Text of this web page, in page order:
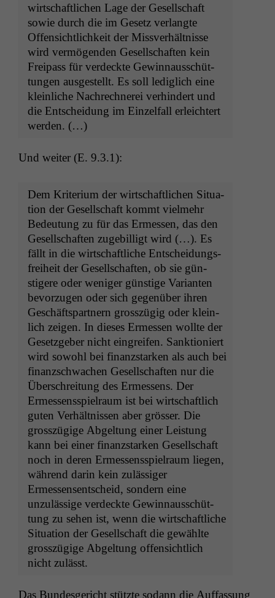
wirtschaftlichen Lage der Gesellschaft
sowie durch die im Gesetz ver­langte
Offen­sichtlichkeit der Missver­hält­nisse
wird ver­mö­gen­den Gesellschaften kein
Freipass für verdeck­te Gewin­nauss­chüt­
tun­gen aus­gestellt. Es soll lediglich eine
klein­liche Nachrech­nerei ver­hin­dert und
die Entschei­dung im Einzelfall erle­ichtert
werden. (…)
Und weit­er (E. 9.3.1):
Dem Kri­teri­um der wirtschaftlichen Sit­u­a­
tion der Gesellschaft kommt vielmehr
Bedeu­tung zu für das Ermessen, das den
Gesellschaften zuge­bil­ligt wird (…). Es
fällt in die wirtschaftliche Entschei­dungs­
frei­heit der Gesellschaften, ob sie gün­
stigere oder weniger gün­stige Vari­anten
bevorzu­gen oder sich gegenüber ihren
Geschäftspart­nern grosszügig oder klein­
lich zeigen. In dieses Ermessen wollte der
Geset­zge­ber nicht ein­greifen. Sank­tion­iert
wird sowohl bei finanzs­tarken als auch bei
finanzschwachen Gesellschaften nur die
Über­schre­itung des Ermessens. Der
Ermessensspiel­raum ist bei wirtschaftlich
guten Ver­hält­nis­sen aber gröss­er. Die
grosszügige Abgel­tung ein­er Leis­tung
kann bei ein­er finanzs­tarken Gesellschaft
noch in deren Ermessensspiel­raum liegen,
während darin kein zuläs­siger
Ermessensentscheid, son­dern eine
unzuläs­sige verdeck­te Gewin­nauss­chüt­
tung zu sehen ist, wenn die wirtschaftliche
Sit­u­a­tion der Gesellschaft die gewählte
grosszügige Abgel­tung offen­sichtlich
nicht zulässt.
Das Bun­des­gericht stützte sodann die Auf­fas­sung